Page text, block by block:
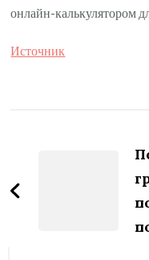
онлайн-калькулятором
Источник
записям